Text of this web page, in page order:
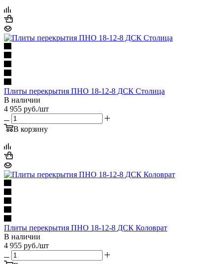
Плиты перекрытия ПНО 18-12-8 ДСК Столица
В наличии
4 955 руб./шт
В корзину
Плиты перекрытия ПНО 18-12-8 ДСК Коловрат
В наличии
4 955 руб./шт